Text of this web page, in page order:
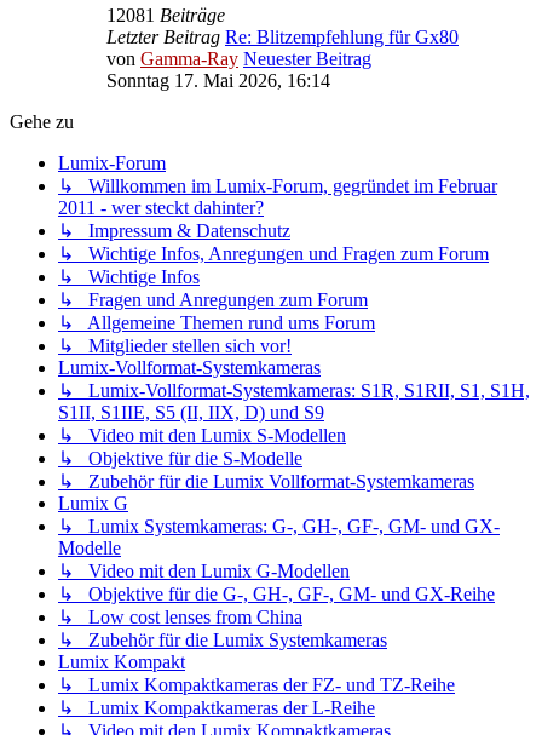
12081 Beiträge
Letzter Beitrag Re: Blitzempfehlung für Gx80
von Gamma-Ray Neuester Beitrag
Sonntag 17. Mai 2026, 16:14
Gehe zu
Lumix-Forum
↳ Willkommen im Lumix-Forum, gegründet im Februar
2011 - wer steckt dahinter?
↳ Impressum & Datenschutz
↳ Wichtige Infos, Anregungen und Fragen zum Forum
↳ Wichtige Infos
↳ Fragen und Anregungen zum Forum
↳ Allgemeine Themen rund ums Forum
↳ Mitglieder stellen sich vor!
Lumix-Vollformat-Systemkameras
↳ Lumix-Vollformat-Systemkameras: S1R, S1RII, S1, S1H,
S1II, S1IIE, S5 (II, IIX, D) und S9
↳ Video mit den Lumix S-Modellen
↳ Objektive für die S-Modelle
↳ Zubehör für die Lumix Vollformat-Systemkameras
Lumix G
↳ Lumix Systemkameras: G-, GH-, GF-, GM- und GX-
Modelle
↳ Video mit den Lumix G-Modellen
↳ Objektive für die G-, GH-, GF-, GM- und GX-Reihe
↳ Low cost lenses from China
↳ Zubehör für die Lumix Systemkameras
Lumix Kompakt
↳ Lumix Kompaktkameras der FZ- und TZ-Reihe
↳ Lumix Kompaktkameras der L-Reihe